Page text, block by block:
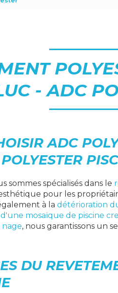
- ADC
ADC
sommes spécialisés dans le
pour les
à la détérioration
mosaïque de piscine
nage, nous garantissons un
DU